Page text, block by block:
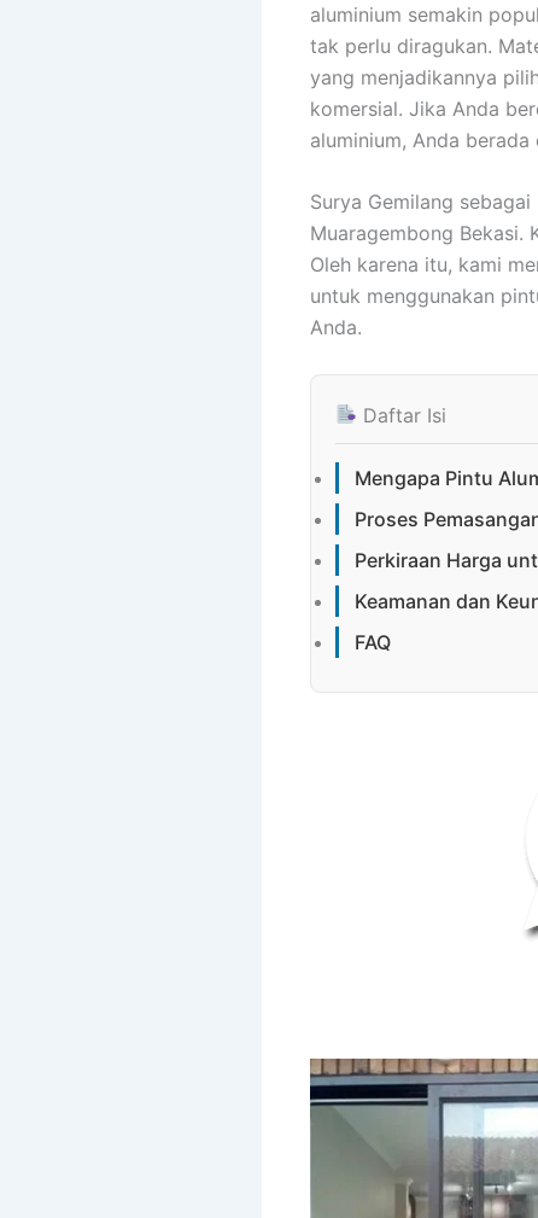
aluminium semakin
tak perlu diragukan.
yang menjadikannya
komersial. Jika Anda
aluminium, Anda
Surya Gemilang
Muaragembong Bekasi.
Oleh karena itu, kami
untuk menggunakan
Anda.
Daftar Isi
Mengapa Pintu
Proses
Perkiraan Harga
Keamanan dan
FAQ